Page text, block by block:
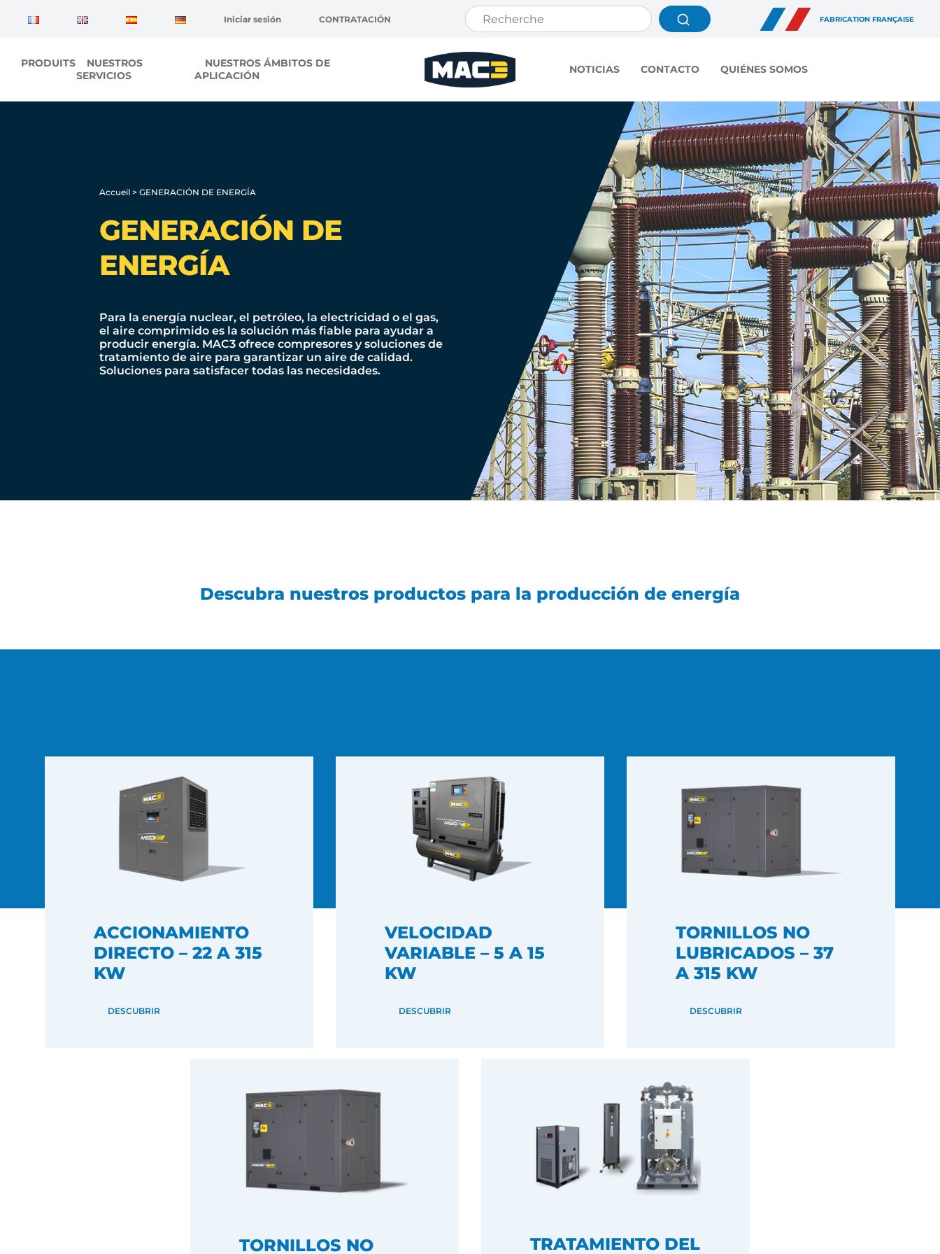
FABRICATION FRANÇAISE
Iniciar sesión CONTRATACIÓN
PRODUITS
NUESTROS
SERVICIOS
NUESTROS ÁMBITOS DE
APLICACIÓN
NOTICIAS CONTACTO QUIÉNES SOMOS
Accueil > GENERACIÓN DE ENERGÍA
GENERACIÓN DE
ENERGÍA
Para la energía nuclear, el petróleo, la electricidad o el gas,
el aire comprimido es la solución más fiable para ayudar a
producir energía. MAC3 ofrece compresores y soluciones de
tratamiento de aire para garantizar un aire de calidad.
Soluciones para satisfacer todas las necesidades.
Descubra nuestros productos para la producción de energía
ACCIONAMIENTO
DIRECTO – 22 A 315
KW
DESCUBRIR
VELOCIDAD
VARIABLE – 5 A 15
KW
DESCUBRIR
TORNILLOS NO
LUBRICADOS – 37
A 315 KW
DESCUBRIR
TORNILLOS NO
TRATAMIENTO DEL